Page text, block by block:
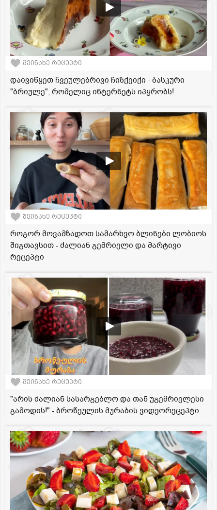
შეინახე რეცეპტი
დაივიწყეთ ჩვეულებრივი ჩიზქეიქი - ბასკური
"ბრიულე", რომელიც ინტერნეტს იპყრობს!
შეინახე რეცეპტი
როგორ მოვამზადოთ სამარხვო ბლინები ლობიოს
შიგთავსით - ძალიან გემრიელი და მარტივი
რეცეპტი
შეინახე რეცეპტი
"არის ძალიან სასარგებლო და თან უგემრიელესი
გამოდის!" - ბროწეულის მურაბის ვიდეორეცეპტი